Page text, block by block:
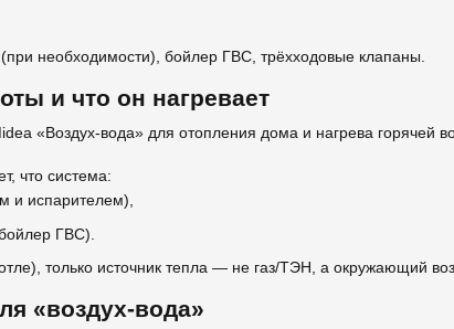
необходимости), бойлер ГВС, трёхходовые клапаны.
и что он нагревает
что система:
и испарителем),
ГВС).
только источник тепла — не газ/ТЭН, а окружающий
«воздух-вода»